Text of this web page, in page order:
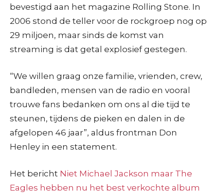
bevestigd aan het magazine Rolling Stone. In
2006 stond de teller voor de rockgroep nog op
29 miljoen, maar sinds de komst van
streaming is dat getal explosief gestegen.
“We willen graag onze familie, vrienden, crew,
bandleden, mensen van de radio en vooral
trouwe fans bedanken om ons al die tijd te
steunen, tijdens de pieken en dalen in de
afgelopen 46 jaar”, aldus frontman Don
Henley in een statement.
Het bericht Niet Michael Jackson maar The
Eagles hebben nu het best verkochte album